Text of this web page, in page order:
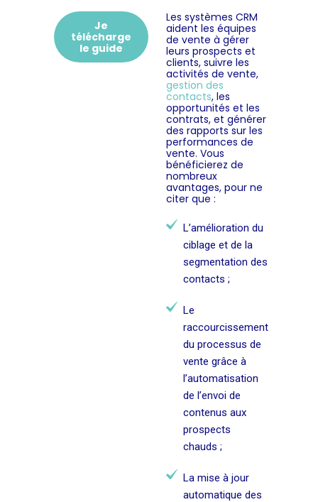
Je
télécharge
le guide
Les systèmes CRM
aident les équipes
de vente à gérer
leurs prospects et
clients, suivre les
activités de vente,
gestion des
contacts, les
opportunités et les
contrats, et générer
des rapports sur les
performances de
vente. Vous
bénéficierez de
nombreux
avantages, pour ne
citer que :
L’amélioration du
ciblage et de la
segmentation des
contacts ;
Le
raccourcissement
du processus de
vente grâce à
l’automatisation
de l’envoi de
contenus aux
prospects
chauds ;
La mise à jour
automatique des